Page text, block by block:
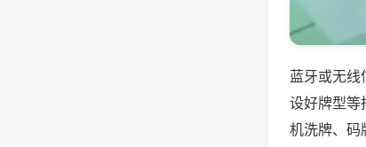
蓝牙或无线
设好牌型等
机洗牌、码